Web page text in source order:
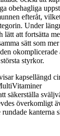
obehagliga
efteråt,
Under
lätt att fortsätta
sätt som
styrkor.
säkerställa
överkomligt
rundade kanterna